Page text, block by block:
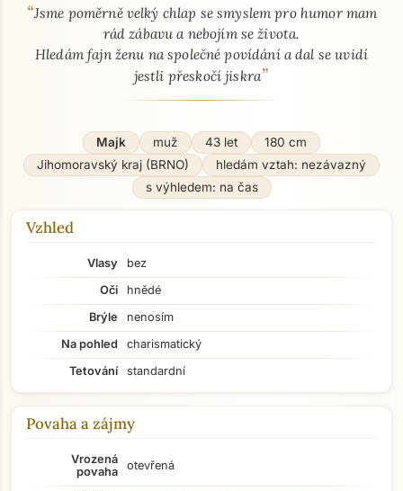
O mně - seznamka profil
“Jsme poměrně velký chlap se smyslem pro humor mam
rád zábavu a nebojím se života.
Hledám fajn ženu na společné povídání a dal se uvidí
jestli přeskočí jiskra”
Majk muž 43 let
180 cm
Jihomoravský kraj (BRNO)
hledám vztah: nezávazný
s výhledem: na čas
Vzhled
Vlasy
bez
Oči
hnědé
Brýle
nenosím
Na pohled
charismatický
Tetování
standardní
Povaha a zájmy
Vrozená
povaha
otevřená